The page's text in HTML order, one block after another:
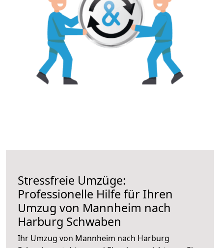
Stressfreie Umzüge:
Professionelle Hilfe für Ihren
Umzug von Mannheim nach
Harburg Schwaben
Ihr Umzug von Mannheim nach Harburg